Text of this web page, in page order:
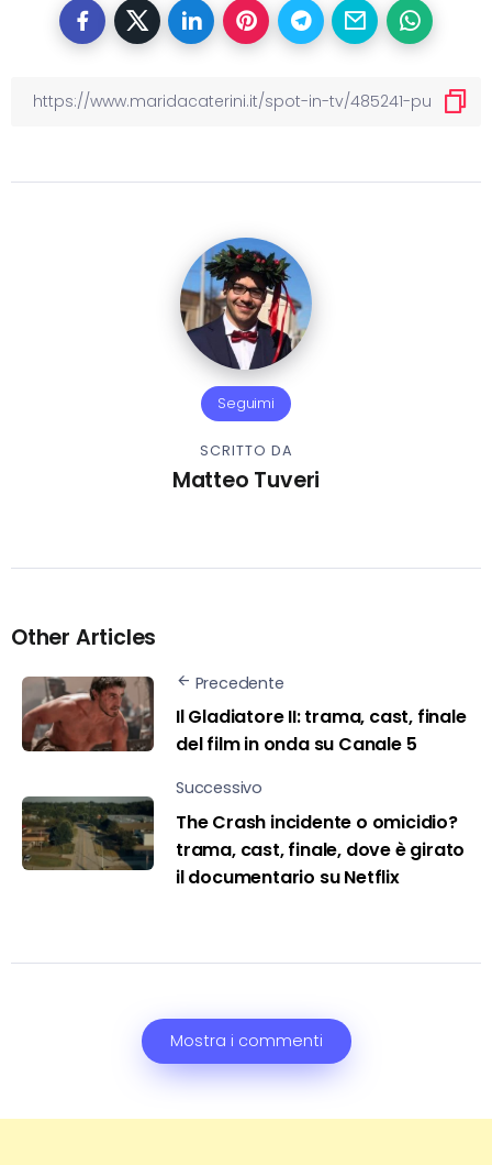
Seguimi
SCRITTO DA
Matteo Tuveri
Other Articles
Precedente
Il Gladiatore II: trama, cast, finale
del film in onda su Canale 5
Successivo
The Crash incidente o omicidio?
trama, cast, finale, dove è girato
il documentario su Netflix
Mostra i commenti